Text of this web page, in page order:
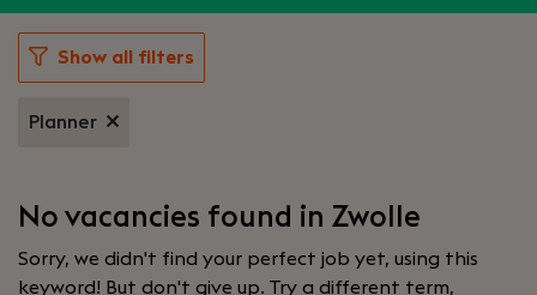
Show all filters
Planner
No vacancies found in Zwolle
Sorry, we didn't find your perfect job yet, using this
keyword! But don't give up. Try a different term,